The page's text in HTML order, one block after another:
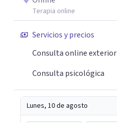
Terapia online
Servicios y precios
Consulta online exterior
Consulta psicológica
Lunes, 10 de agosto